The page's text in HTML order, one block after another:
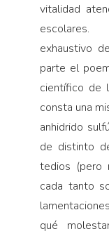
vitalidad
escolares.
exhaustivo
parte el
científico de
consta una
anhidrido
de distinto
tedios (pero
cada tanto
qué